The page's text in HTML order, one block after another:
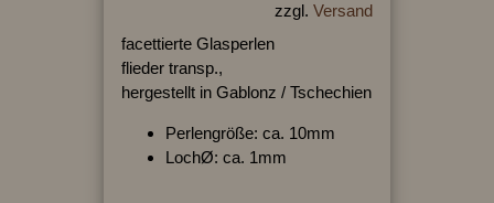
zzgl. Versand
facettierte Glasperlen
flieder transp.,
hergestellt in Gablonz / Tschechien
Perlengröße: ca. 10mm
LochØ: ca. 1mm